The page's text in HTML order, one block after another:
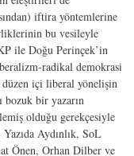
iftira yöntemlerine
bu vesileyle
ile Doğu Perinçek’in
radikal demokrasi
içi liberal yönelişin
bozuk bir yazarın
olduğu gerekçesiyle
Yazıda Aydınlık, SoL
Önen, Orhan Dilber ve